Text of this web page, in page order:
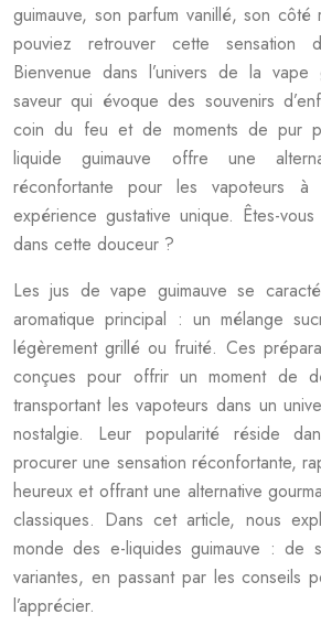
guimauve, son parfum vanillé, son
pouviez retrouver cette sensation
Bienvenue dans l’univers de la vape
saveur qui évoque des souvenirs
coin du feu et de moments de pur
liquide guimauve offre une
réconfortante pour les vapoteurs à
expérience gustative unique. Êtes-
dans cette douceur ?
Les jus de vape guimauve se
aromatique principal : un mélange
légèrement grillé ou fruité. Ces
conçues pour offrir un moment de
transportant les vapoteurs dans un
nostalgie. Leur popularité réside
procurer une sensation réconfortante,
heureux et offrant une alternative
classiques. Dans cet article, nous
monde des e-liquides guimauve : de
variantes, en passant par les conseils
l’apprécier.